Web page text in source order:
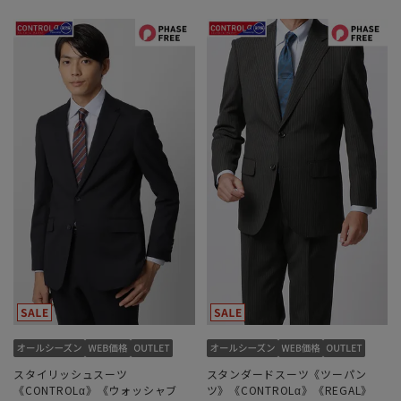
スタイリッシュスーツ
《CONTROLα》《ウォッシャブ
スタンダードスーツ《ツーパン
ツ》《CONTROLα》《REGAL》